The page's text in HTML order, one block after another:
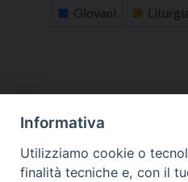
Giovani
Altri articoli
Informativa
Utilizziamo cookie o
finalità tecniche e, con il